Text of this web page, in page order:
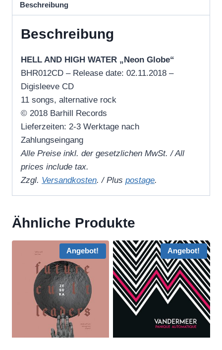
Menge
Beschreibung
Beschreibung
HELL AND HIGH WATER „Neon Globe“
BHR012CD – Release date: 02.11.2018 –
Digisleeve CD
11 songs, alternative rock
© 2018 Barhill Records
Lieferzeiten: 2-3 Werktage nach
Zahlungseingang
Alle Preise inkl. der gesetzlichen MwSt. / All
prices include tax.
Zzgl. Versandkosten. / Plus postage.
Ähnliche Produkte
Angebot! Angebot!